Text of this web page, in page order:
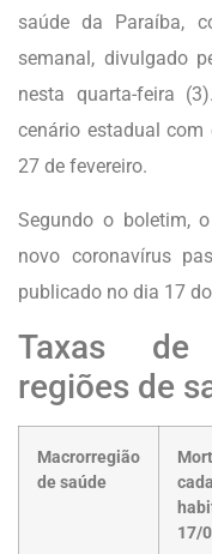
saúde da Paraíba,
semanal, divulgado
nesta quarta-feira
cenário estadual
27 de fevereiro.
Segundo o boletim,
novo coronavírus
publicado no dia 17
Taxas de
regiões de
Macrorregião
de saúde
17/